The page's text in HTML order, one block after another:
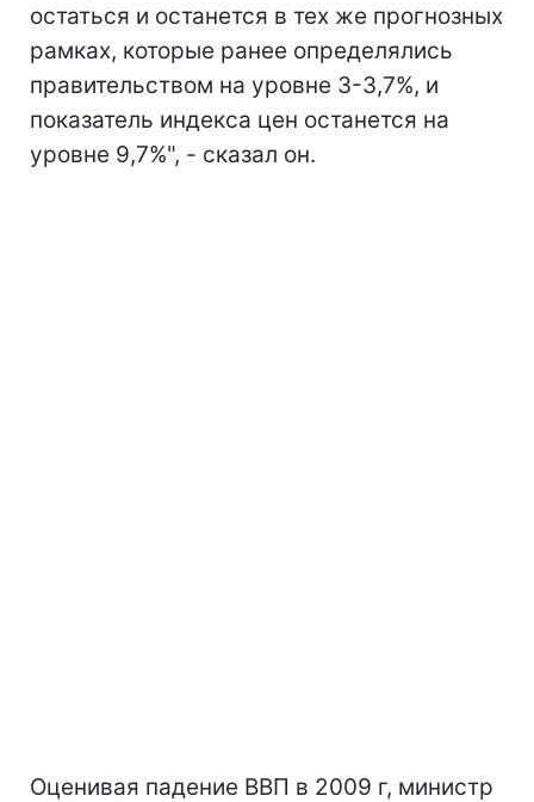
остаться и останется в тех же прогнозных
рамках, которые ранее определялись
правительством на уровне 3-3,7%, и
показатель индекса цен останется на
уровне 9,7%", - сказал он.
Оценивая падение ВВП в 2009 г, министр